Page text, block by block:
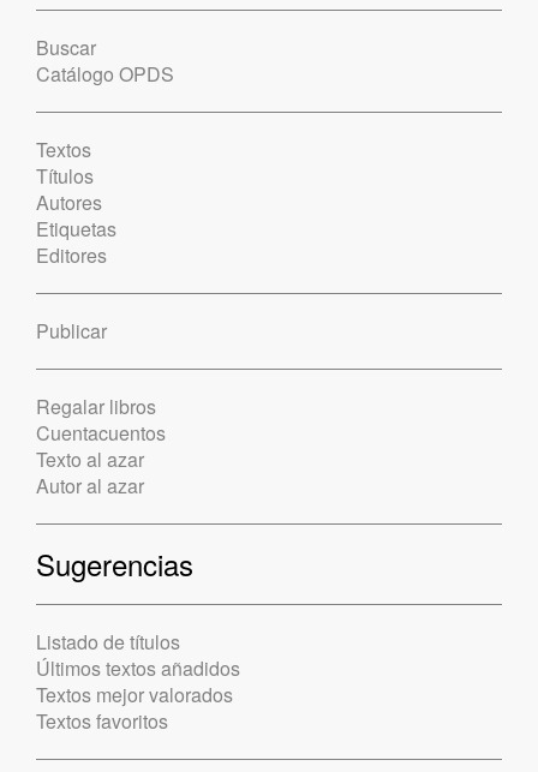
Buscar
Catálogo OPDS
Textos
Títulos
Autores
Etiquetas
Editores
Publicar
Regalar libros
Cuentacuentos
Texto al azar
Autor al azar
Sugerencias
Listado de títulos
Últimos textos añadidos
Textos mejor valorados
Textos favoritos